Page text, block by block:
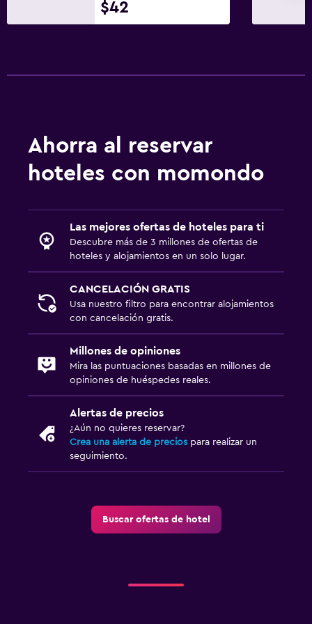
Secador de pelo
Inodoro adaptado
Ducha
Baño adicional
Tina de baño
Papel higiénico
Ducha italiana
Piscina y spa
Bañera de hidromasaje
Piscina en la terraza
Masajes
$42
Ahorra al reservar
hoteles con momondo
Las mejores ofertas de hoteles para ti
Descubre más de 3 millones de ofertas de
hoteles y alojamientos en un solo lugar.
CANCELACIÓN GRATIS
Usa nuestro filtro para encontrar alojamientos
con cancelación gratis.
Millones de opiniones
Mira las puntuaciones basadas en millones de
opiniones de huéspedes reales.
Alertas de precios
¿Aún no quieres reservar?
Crea una alerta de precios para realizar un
seguimiento.
Buscar ofertas de hotel